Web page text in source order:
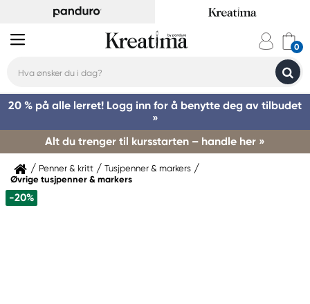
20 % på alle lerret! Logg inn for å benytte deg av tilbudet
»
Alt du trenger til kursstarten – handle her »
Penner & kritt
Tusjpenner & markers
Øvrige tusjpenner & markers
-20%